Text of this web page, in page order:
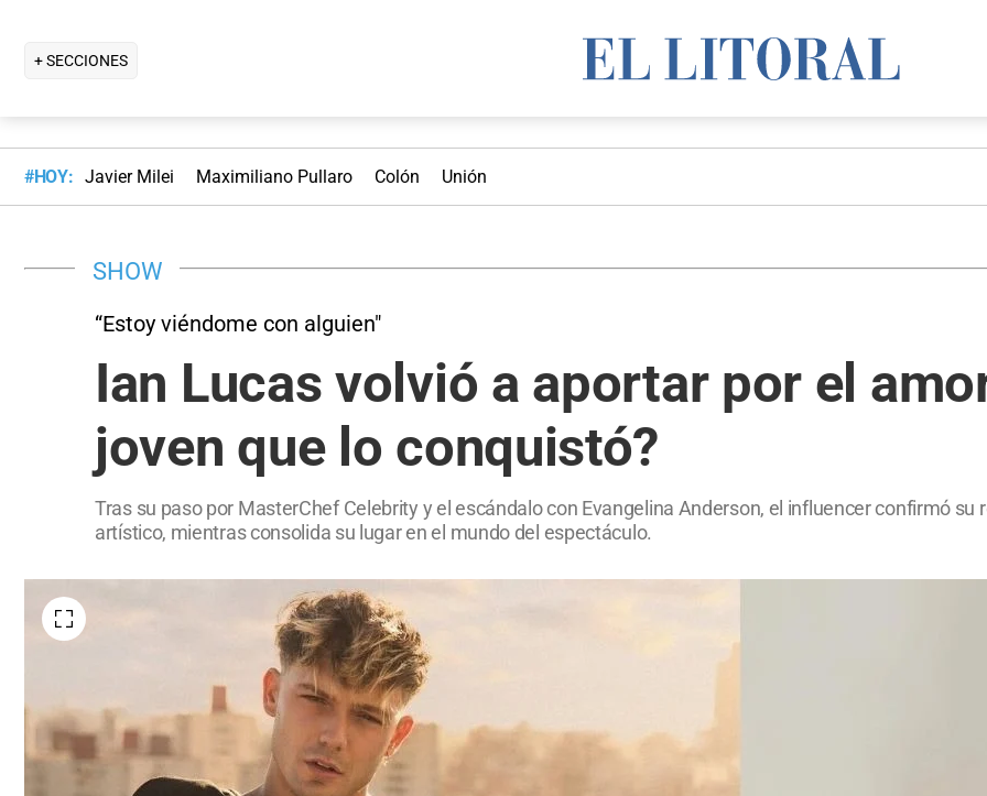
+ SECCIONES
#HOY: Javier Milei Maximiliano Pullaro Colón Unión
SHOW
“Estoy viéndome con alguien"
Ian Lucas volvió a aportar por el
joven que lo conquistó?
Tras su paso por MasterChef Celebrity y el escándalo con Evangelina Anderson, el influencer confirmó
artístico, mientras consolida su lugar en el mundo del espectáculo.